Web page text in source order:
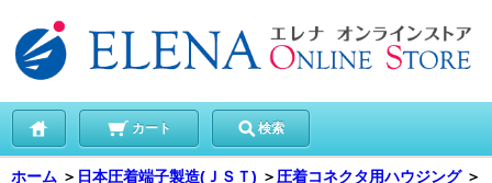
カート 検索
ホーム ＞ 日本圧着端子製造(ＪＳＴ) ＞ 圧着コネクタ用ハウジング ＞